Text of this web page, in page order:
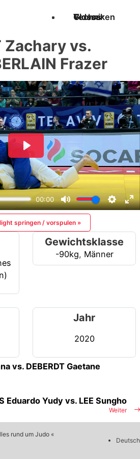
Techniken
Videos
Glossar
Zachary vs.
Frazer
springen / vorspulen »
Gewichtsklasse
-90kg, Männer
Jahr
2020
vs. DEBERDT Gaetane
Weiter
Eduardo Yudy vs. LEE Sungho
rund um Judo «
Deutsch